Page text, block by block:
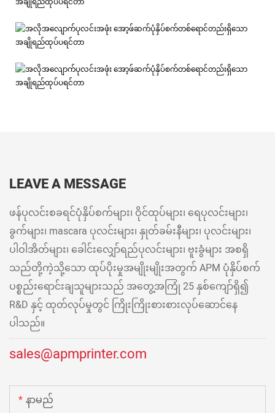
LEAVE A MESSAGE
ဖန်ပုလင်းစခရင်ပုံနှိပ်စက်များ၊ ဝိုင်ထုပ်များ၊ ရေပုလင်းများ၊
ခွက်များ၊ mascara ပုလင်းများ၊ နှုတ်ခမ်းနီများ၊ ပုလင်းများ၊
ပါဝါအိတ်များ၊ ခေါင်းလျှော်ရည်ပုလင်းများ၊ ဗူးခွံများ အစရှိ
သည်တို့ကဲ့သို့သော ထုပ်ပိုးမှုအမျိုးမျိုးအတွက် APM ပုံနှိပ်စက်
ပစ္စည်းရောင်းချသူများသည် အတွေ့အကြုံ 25 နှစ်ကျော်ရှိ၍
R&D နှင့် ထုတ်လုပ်မှုတွင် ကြိုးကြိုးစားစားလုပ်ဆောင်နေ
ပါသည်။
sales@apmprinter.com
နာမည်